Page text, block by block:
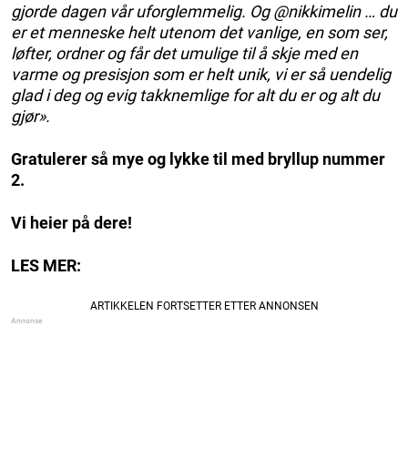
gjorde dagen vår uforglemmelig. Og @nikkimelin … du
er et menneske helt utenom det vanlige, en som ser,
løfter, ordner og får det umulige til å skje med en
varme og presisjon som er helt unik, vi er så uendelig
glad i deg og evig takknemlige for alt du er og alt du
gjør».
Gratulerer så mye og lykke til med bryllup nummer
2.
Vi heier på dere!
LES MER: